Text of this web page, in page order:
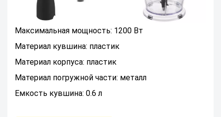
Максимальная мощность: 1200 Вт
Материал кувшина: пластик
Материал корпуса: пластик
Материал погружной части: металл
Емкость кувшина: 0.6 л